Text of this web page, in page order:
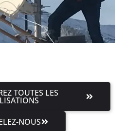
TOUTES LES
NOUS